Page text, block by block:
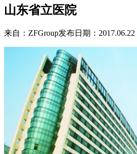
山东省立医院
来自：ZFGroup发布日期：2017.06.22